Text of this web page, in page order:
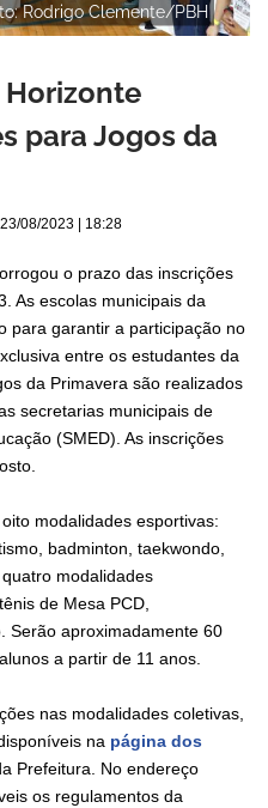
Rodrigo Clemente/PBH
para Jogos da
23/08/2023 | 18:28
o prazo das inscrições
As escolas municipais da
para garantir a participação no
entre os estudantes da
da Primavera são realizados
secretarias municipais de
(SMED). As inscrições
modalidades esportivas:
badminton, taekwondo,
modalidades
de Mesa PCD,
Serão aproximadamente 60
a partir de 11 anos.
nas modalidades coletivas,
na página dos
Prefeitura. No endereço
os regulamentos da